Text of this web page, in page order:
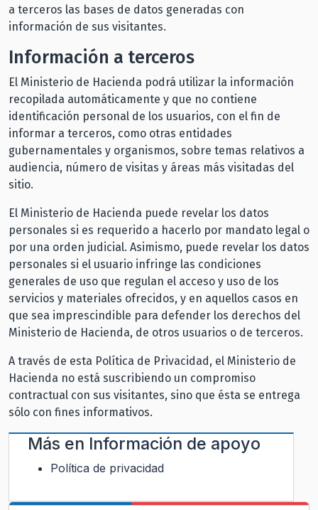
a terceros las bases de datos generadas con
información de sus visitantes.
Información a terceros
El Ministerio de Hacienda podrá utilizar la información
recopilada automáticamente y que no contiene
identificación personal de los usuarios, con el fin de
informar a terceros, como otras entidades
gubernamentales y organismos, sobre temas relativos a
audiencia, número de visitas y áreas más visitadas del
sitio.
El Ministerio de Hacienda puede revelar los datos
personales si es requerido a hacerlo por mandato legal o
por una orden judicial. Asimismo, puede revelar los datos
personales si el usuario infringe las condiciones
generales de uso que regulan el acceso y uso de los
servicios y materiales ofrecidos, y en aquellos casos en
que sea imprescindible para defender los derechos del
Ministerio de Hacienda, de otros usuarios o de terceros.
A través de esta Política de Privacidad, el Ministerio de
Hacienda no está suscribiendo un compromiso
contractual con sus visitantes, sino que ésta se entrega
sólo con fines informativos.
Más en Información de apoyo
Política de privacidad